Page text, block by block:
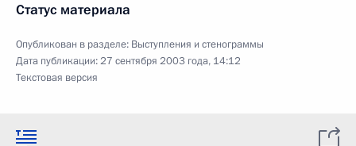
Статус материала
Опубликован в разделе: Выступления и стенограммы
Дата публикации:27 сентября 2003 года, 14:12
Текстовая версия